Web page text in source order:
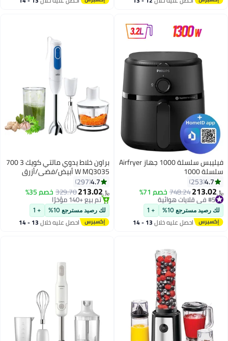
فيليبس سلسلة 1000 جهاز Airfryer
سلسلة 1000
4.7
253
﷼‏213.02
748.24خصم 71% #5 في قلايات هوائية
باقي 2 وحدات في المخزون
#5 في قلايات هوائية
لك رصيد مسترجع 10% + 1
احصل عليه خلال 13 - 14
براون خلاط يدوي مالتي كويك 3 700
W MQ3035 أبيض/فضي/أزرق
4.7
297
﷼‏213.02
329.70خصم 35%
#2 في الخلاطات اليدوية
بتخلّص بسرعة
تم بيع +140 مؤخرًا
#2 في الخلاطات اليدوية
لك رصيد مسترجع 10% + 1
احصل عليه خلال 13 - 14